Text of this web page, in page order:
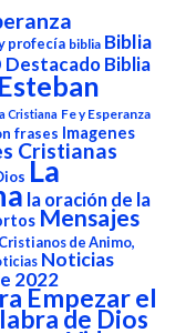
profecía biblia Biblia
Destacado Biblia
Esteban
Cristiana Fe y Esperanza
frases Imagenes
Cristianas
La
la oración de la
Mensajes
de Animo,
Noticias
2022
Empezar el
de Dios